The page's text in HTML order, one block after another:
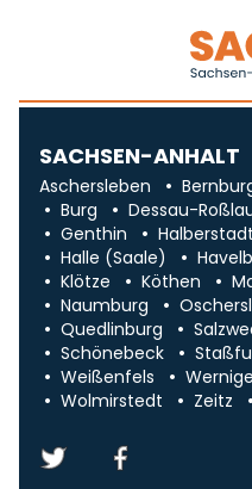
SACHSEN-ANHALT
Aschersleben
Burg
Dessau-
Genthin
Halberstadt
Halle (Saale)
Klötze
Köthen
Naumburg
Quedlinburg
Schönebeck
Weißenfels
Wolmirstedt
Zeitz